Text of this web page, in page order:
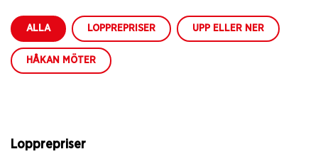
ALLA LOPPREPRISER UPP ELLER NER
HÅKAN MÖTER
Lopprepriser